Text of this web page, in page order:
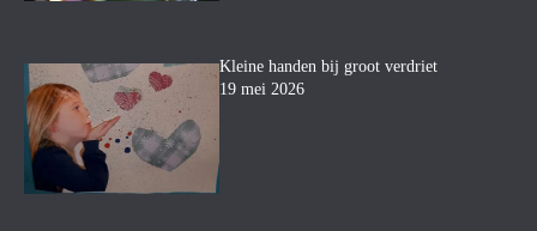
Kleine handen bij groot verdriet
19 mei 2026